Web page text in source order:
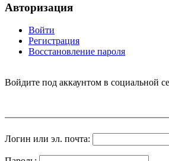
Авторизация
Войти
Регистрация
Восстановление пароля
Войдите под аккаунтом в социальной
Логин или эл. почта: